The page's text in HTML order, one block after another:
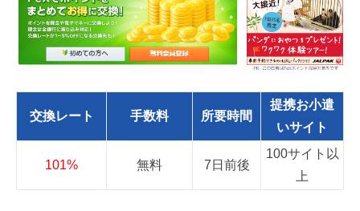
交換レート 手数料 所要時間
提携お小遣
いサイト
101% 無料 7日前後
100サイト以
上